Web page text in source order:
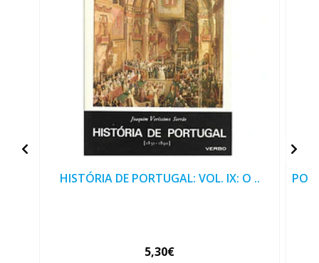
HISTÓRIA DE PORTUGAL: VOL. IX: O ..
5,30€